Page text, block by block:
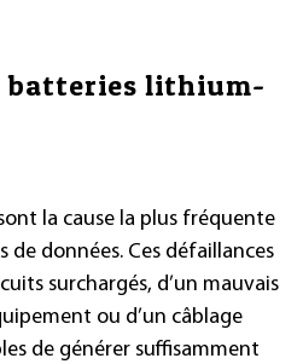
batteries lithium-
la cause la plus fréquente
de données. Ces défaillances
surchargés, d’un mauvais
ou d’un câblage
de générer suffisamment